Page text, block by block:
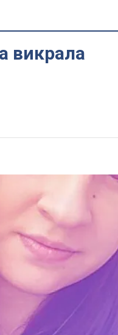
викрала